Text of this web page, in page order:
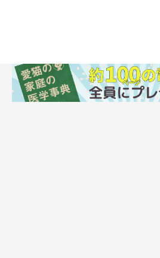
また、新しい猫を迎えたとしても、新
バラバラで仲良くなるか、3匹とも仲
る2匹の関係性は変わらないといえま